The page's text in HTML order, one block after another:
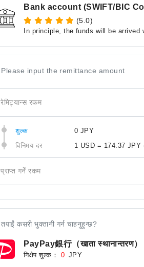
Bank account (SWIFT/BIC
(5.0)
In principle, the funds will be arrived
Please input the remittance amount
रेमिट्यान्स रकम
शुल्क
0 JPY
विनिमय दर
1 USD = 174.37 JPY
प्राप्त गर्ने रकम
तपाईं कसरी भुक्तानी गर्न चाहनुहुन्छ?
PayPay銀行（खाता स्थानान्तरण）
निक्षेप शुल्क： 0 JPY